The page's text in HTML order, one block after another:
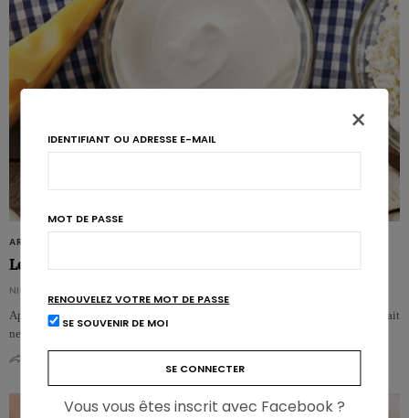
ARTICLES
Les produits laitiers entiers sont-ils bons pour la santé?
NICOLAS GUGGENBÜHL
Après avoir longtemps été fustigée, la partie grasse des produits laitiers pourrait
ne pas être un problème. Selon la vaste étude PURE, les produits laitier…
×
IDENTIFIANT OU ADRESSE E-MAIL
MOT DE PASSE
RENOUVELEZ VOTRE MOT DE PASSE
SE SOUVENIR DE MOI
Vous vous êtes inscrit avec Facebook ?